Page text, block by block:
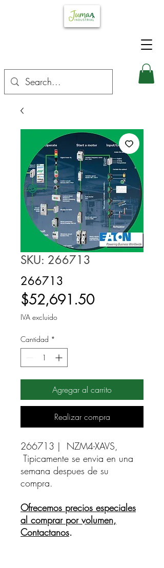
SKU: 266713
266713
$52,691.50Precio
IVA excluido
Cantidad *
Agregar al carrito
Realizar compra
266713 |  NZM4-XAVS,
Tipicamente se envia en una
semana despues de su
compra.
Ofrecemos precios especiales
al comprar por volumen,
Contactanos.